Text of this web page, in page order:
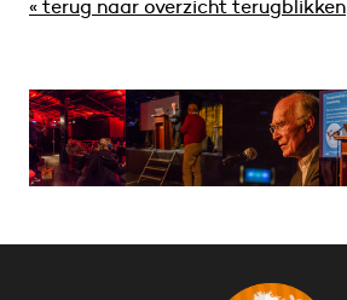
« terug naar overzicht terugblikken